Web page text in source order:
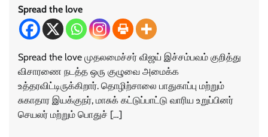
Spread the love
Spread the love முதலமைச்சர் விஜய் இச்சம்பவம் குறித்து
விசாரணை நடத்த ஒரு குழுவை அமைக்க
உத்தரவிட்டிருக்கிறார். தொழிற்சாலை பாதுகாப்பு மற்றும்
சுகாதார இயக்குநர், மாசுக் கட்டுப்பாட்டு வாரிய உறுப்பினர்
செயலர் மற்றும் பொதுச் […]